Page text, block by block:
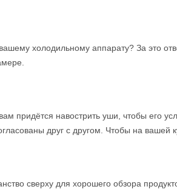
холодильному аппарату? За это
придётся навострить уши, чтобы его
друг с другом. Чтобы на вашей
сверху для хорошего обзора